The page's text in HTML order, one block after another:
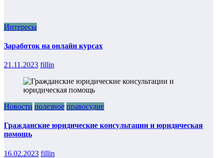
Интересы
Заработок на онлайн курсах
21.11.2023 fillin
Новости полезное правосудие
Гражданские юридические консультации и юридическая
помощь
16.02.2023 fillin